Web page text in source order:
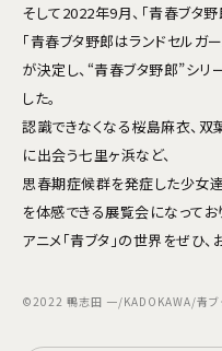
そして2022年9月、「青春ブタ
「青春ブタ野郎はランドセル
が決定し、“青春ブタ野郎”シ
した。
認識できなくなる桜島麻衣、
に出会う七里ヶ浜など、
思春期症候群を発症した少女
を体感できる展覧会になってお
アニメ「青ブタ」の世界をぜひ、
©2022 鴨志田 一/KADOKAWA/青